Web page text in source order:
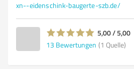
xn--eidenschink-baugerte-szb.de/
5,00 / 5,00
13 Bewertungen (1 Quelle)